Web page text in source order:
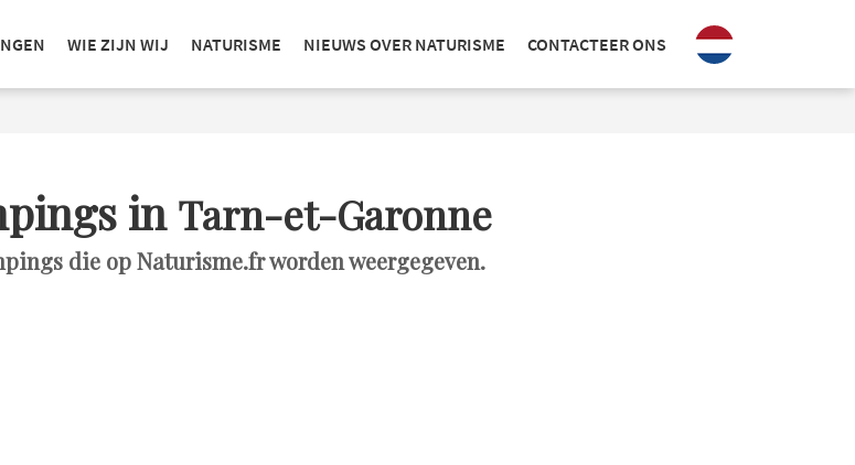
WIE ZIJN WIJ NATURISME NIEUWS OVER NATURISME CONTACTEER ONS
in Tarn-et-Garonne
die op Naturisme.fr worden weergegeven.